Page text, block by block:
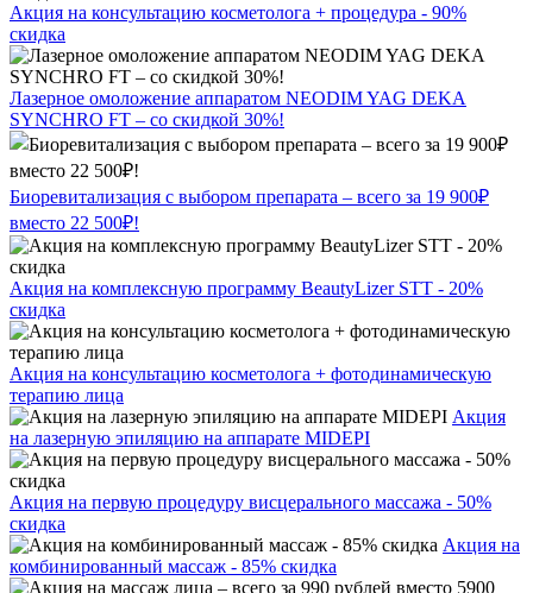
Акция на консультацию косметолога + процедура - 90%
скидка
Лазерное омоложение аппаратом NEODIM YAG DEKA
SYNCHRO FT – со скидкой 30%!
Биоревитализация с выбором препарата – всего за 19 900₽
вместо 22 500₽!
Акция на комплексную программу BeautyLizer STT - 20%
скидка
Акция на консультацию косметолога + фотодинамическую
терапию лица
Акция
на лазерную эпиляцию на аппарате MIDEPI
Акция на первую процедуру висцерального массажа - 50%
скидка
Акция на
комбинированный массаж - 85% скидка